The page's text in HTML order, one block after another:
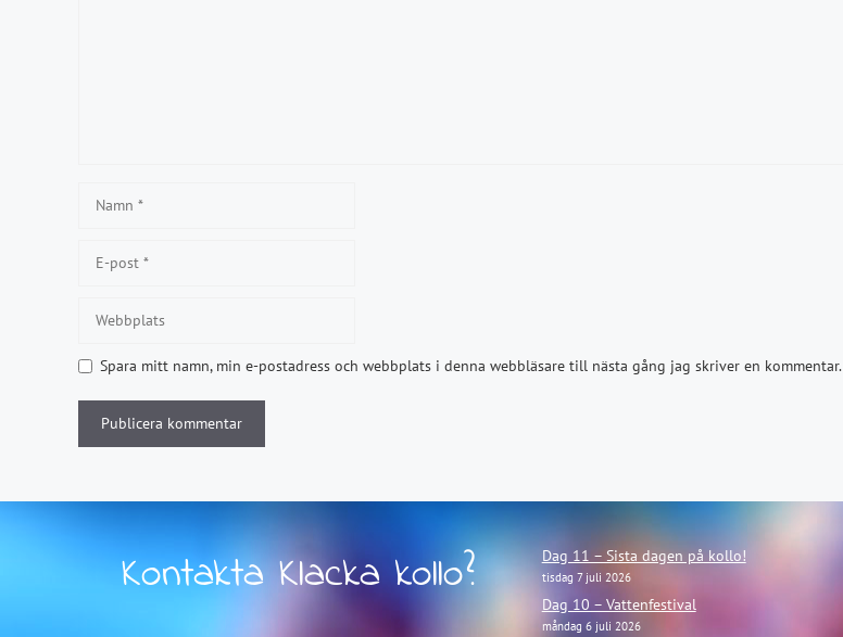
post
Spara mitt namn, min e-postadress och webbplats i denna webbläsare till nästa gång jag skriver en kommentar.
Kontakta Klacka kollo? Dag 11 – Sista dagen på kollo!
tisdag 7 juli 2026
Dag 10 – Vattenfestival
måndag 6 juli 2026